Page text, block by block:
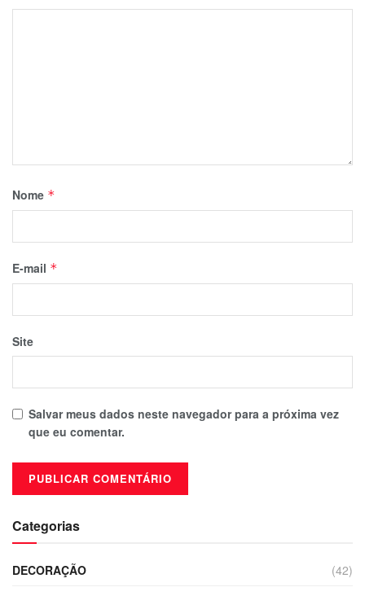
Nome *
E-mail *
Site
Salvar meus dados neste navegador para a próxima vez
que eu comentar.
Categorias
DECORAÇÃO
(42)